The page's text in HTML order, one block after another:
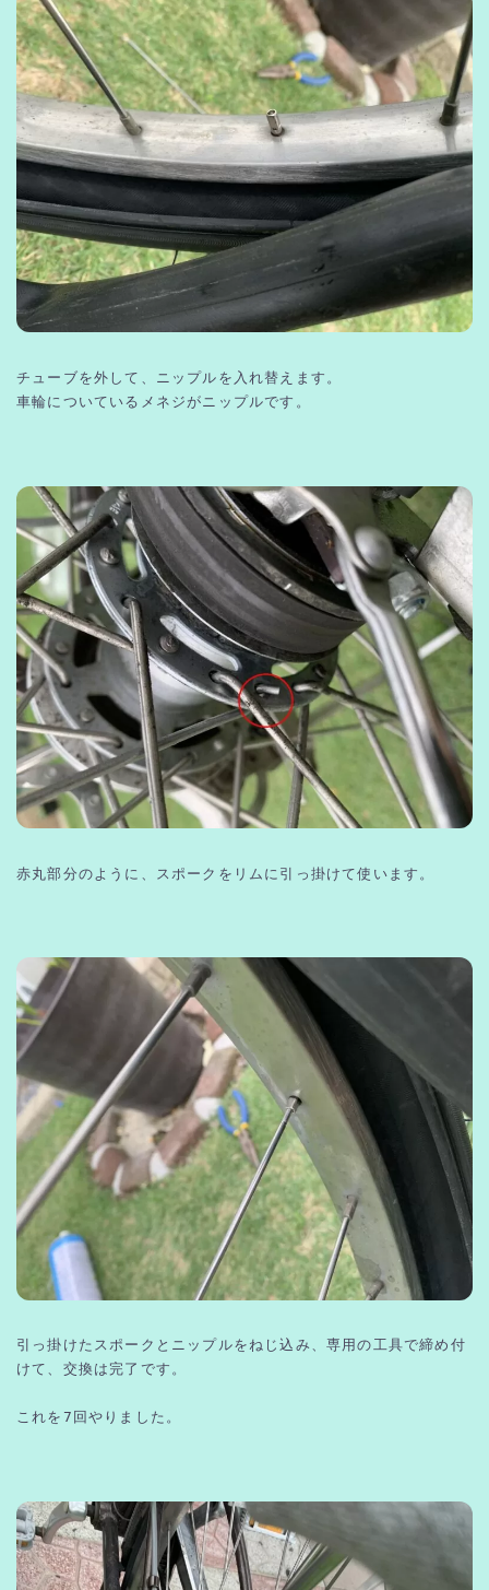
チューブを外して、ニップルを入れ替えます。
車輪についているメネジがニップルです。
赤丸部分のように、スポークをリムに引っ掛けて使います。
引っ掛けたスポークとニップルをねじ込み、専用の工具で締め付
けて、交換は完了です。
これを7回やりました。